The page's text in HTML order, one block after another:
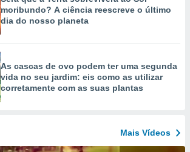
moribundo? A ciência reescreve o último
dia do nosso planeta
As cascas de ovo podem ter uma segunda
vida no seu jardim: eis como as utilizar
corretamente com as suas plantas
Mais Vídeos